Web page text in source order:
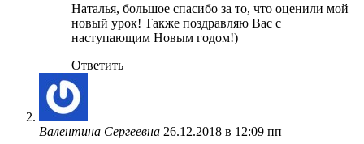
Наталья, большое спасибо за то, что оценили мой
новый урок! Также поздравляю Вас с
наступающим Новым годом!)
Ответить
Валентина Сергеевна 26.12.2018 в 12:09 пп